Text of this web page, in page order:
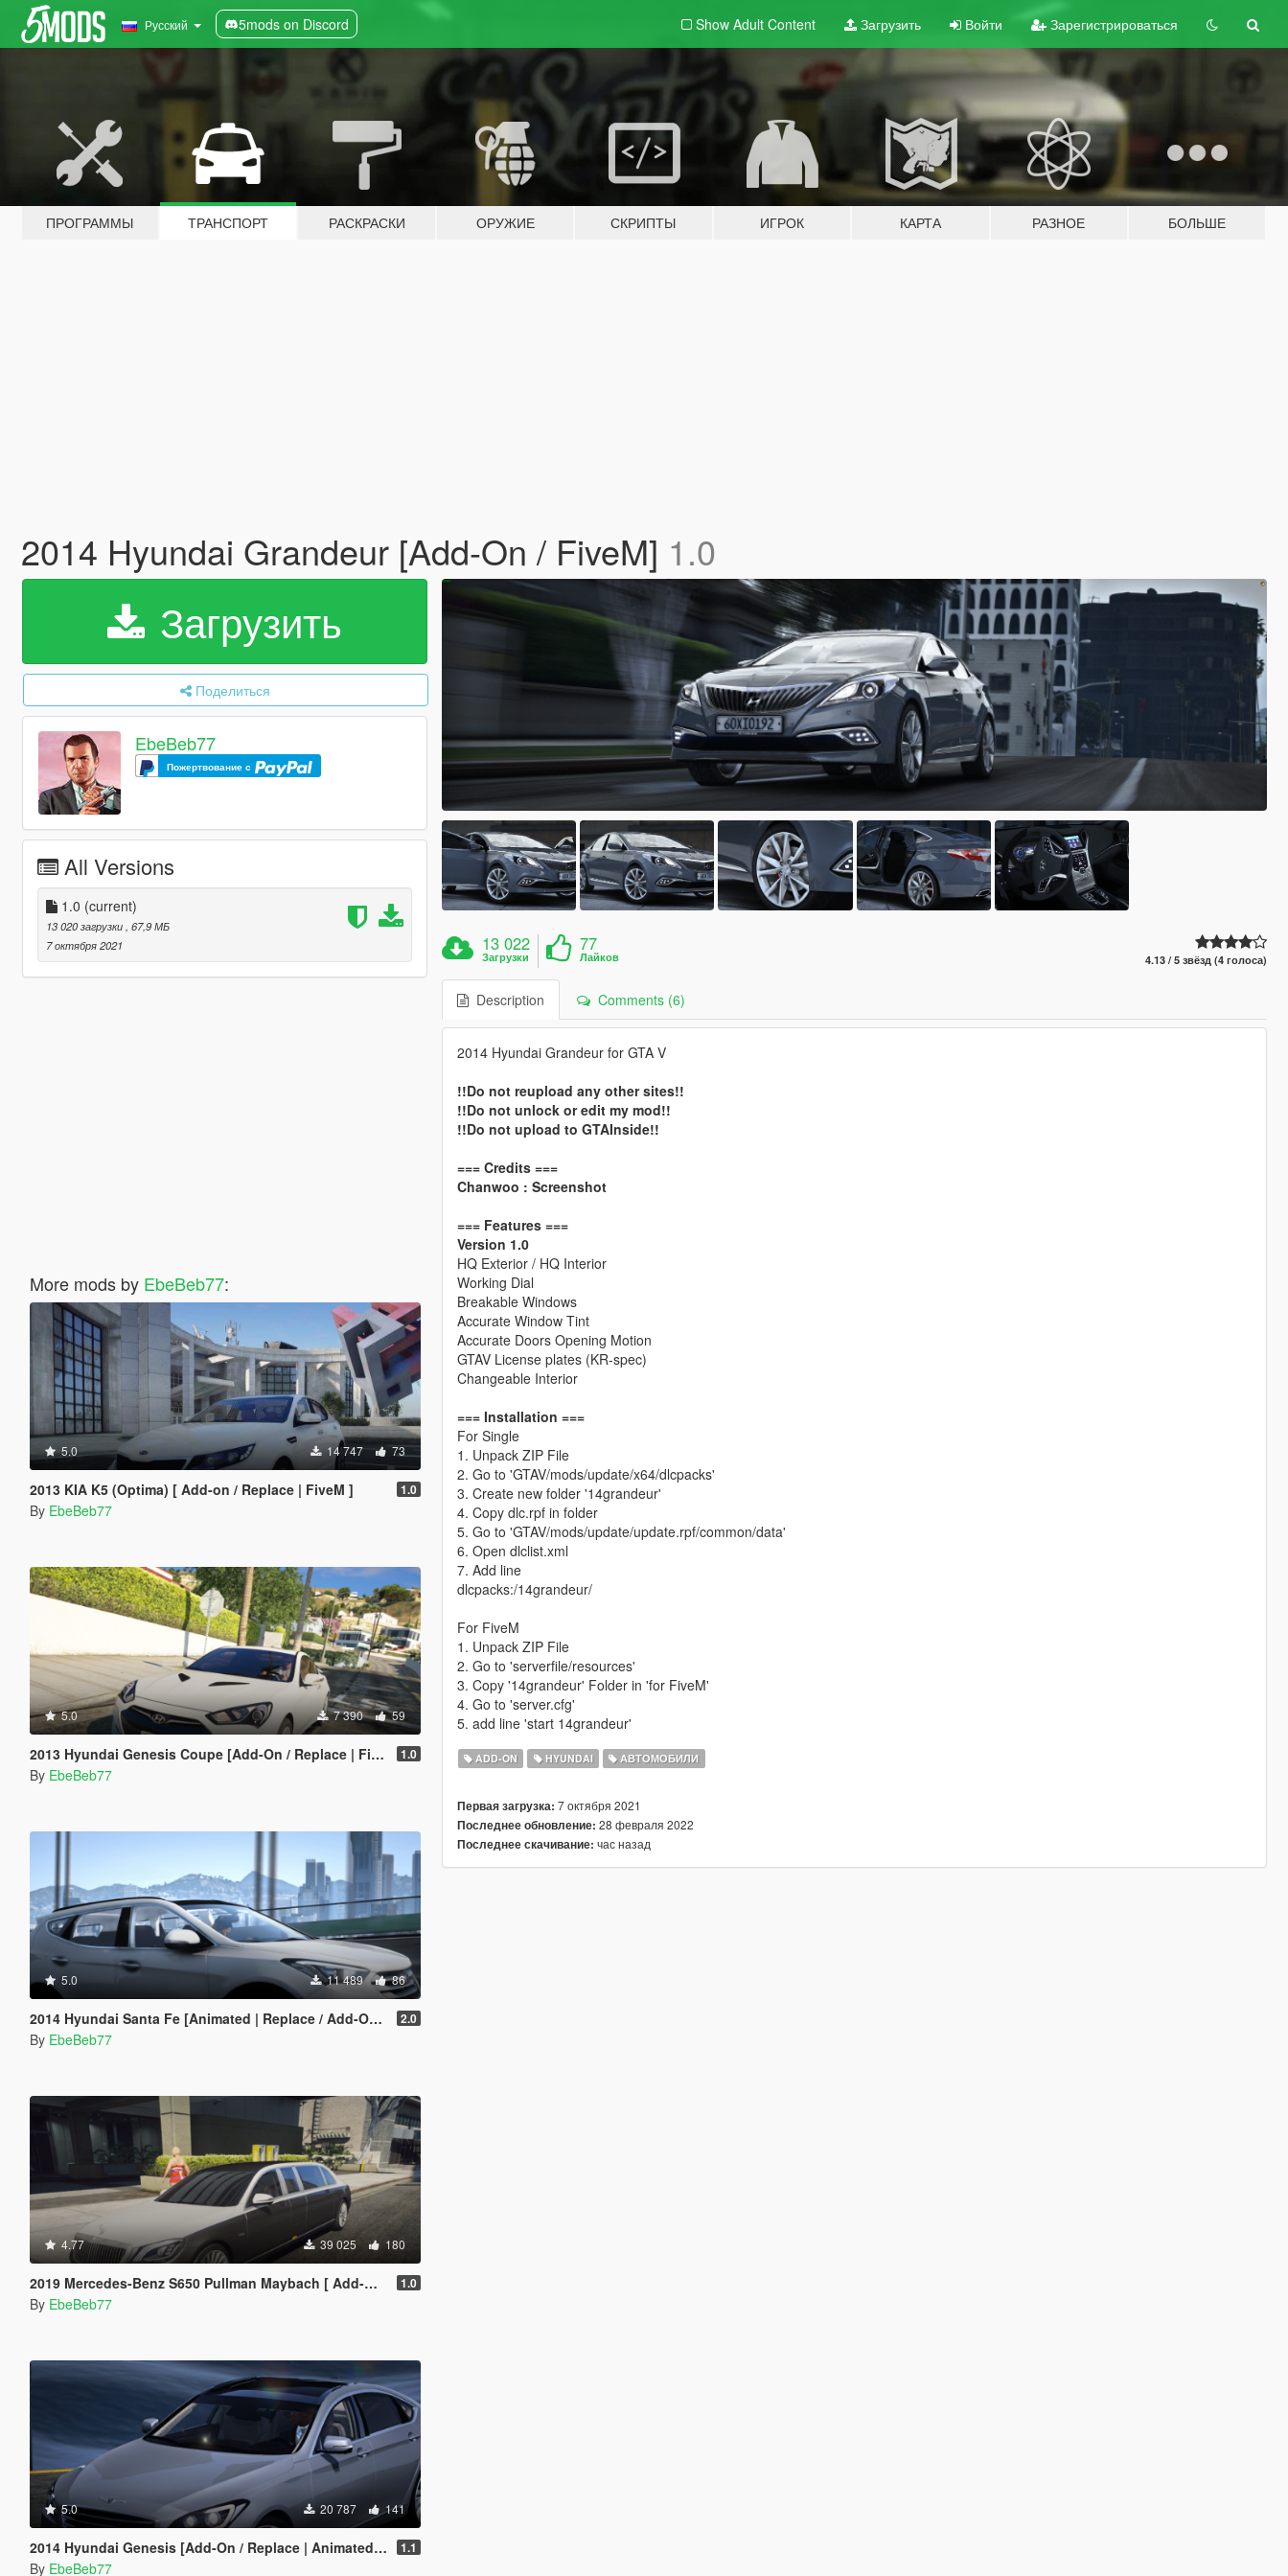
Русский 5mods on Discord Show Adult Content Загрузить Войти Зарегистрироваться
ПРОГРАММЫ ТРАНСПОРТ РАСКРАСКИ ОРУЖИЕ СКРИПТЫ ИГРОК КАРТА РАЗНОЕ БОЛЬШЕ
2014 Hyundai Grandeur [Add-On / FiveM] 1.0
Загрузить
Поделиться
EbeBeb77
Пожертвование с
All Versions
1.0 (current)
13 020 загрузки , 67,9 МБ
7 октября 2021
More mods by EbeBeb77:
5.0 14 747 73
2013 KIA K5 (Optima) [ Add-on / Replace | FiveM ] 1.0
By EbeBeb77
5.0 7 390 59
2013 Hyundai Genesis Coupe [Add-On / Replace | FiveM] 1.0
By EbeBeb77
5.0 11 489 86
2014 Hyundai Santa Fe [Animated | Replace / Add-On | FiveM] 2.0
By EbeBeb77
4.77 39 025 180
2019 Mercedes-Benz S650 Pullman Maybach [ Add-On / Replace | FiveM ] 1.0
By EbeBeb77
5.0 20 787 141
2014 Hyundai Genesis [Add-On / Replace | Animated | FiveM] 1.1
By EbeBeb77
13 022
Загрузки
77
Лайков 4.13 / 5 звёзд (4 голоса)
Description Comments (6)
2014 Hyundai Grandeur for GTA V
!!Do not reupload any other sites!!
!!Do not unlock or edit my mod!!
!!Do not upload to GTAInside!!
=== Credits ===
Chanwoo : Screenshot
=== Features ===
Version 1.0
HQ Exterior / HQ Interior
Working Dial
Breakable Windows
Accurate Window Tint
Accurate Doors Opening Motion
GTAV License plates (KR-spec)
Changeable Interior
=== Installation ===
For Single
1. Unpack ZIP File
2. Go to 'GTAV/mods/update/x64/dlcpacks'
3. Create new folder '14grandeur'
4. Copy dlc.rpf in folder
5. Go to 'GTAV/mods/update/update.rpf/common/data'
6. Open dlclist.xml
7. Add line
dlcpacks:/14grandeur/
For FiveM
1. Unpack ZIP File
2. Go to 'serverfile/resources'
3. Copy '14grandeur' Folder in 'for FiveM'
4. Go to 'server.cfg'
5. add line 'start 14grandeur'
ADD-ON HYUNDAI АВТОМОБИЛИ
Первая загрузка: 7 октября 2021
Последнее обновление: 28 февраля 2022
Последнее скачивание: час назад